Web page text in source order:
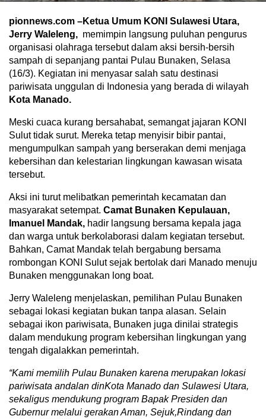
pionnews.com –Ketua Umum KONI Sulawesi Utara,
Jerry Waleleng, memimpin langsung puluhan pengurus
organisasi olahraga tersebut dalam aksi bersih-bersih
sampah di sepanjang pantai Pulau Bunaken, Selasa
(16/3). Kegiatan ini menyasar salah satu destinasi
pariwisata unggulan di Indonesia yang berada di wilayah
Kota Manado.
Meski cuaca kurang bersahabat, semangat jajaran KONI
Sulut tidak surut. Mereka tetap menyisir bibir pantai,
mengumpulkan sampah yang berserakan demi menjaga
kebersihan dan kelestarian lingkungan kawasan wisata
tersebut.
Aksi ini turut melibatkan pemerintah kecamatan dan
masyarakat setempat. Camat Bunaken Kepulauan,
Imanuel Mandak, hadir langsung bersama kepala jaga
dan warga untuk berkolaborasi dalam kegiatan tersebut.
Bahkan, Camat Mandak telah bergabung bersama
rombongan KONI Sulut sejak bertolak dari Manado menuju
Bunaken menggunakan long boat.
Jerry Waleleng menjelaskan, pemilihan Pulau Bunaken
sebagai lokasi kegiatan bukan tanpa alasan. Selain
sebagai ikon pariwisata, Bunaken juga dinilai strategis
dalam mendukung program kebersihan lingkungan yang
tengah digalakkan pemerintah.
“Kami memilih Pulau Bunaken karena merupakan lokasi
pariwisata andalan dinKota Manado dan Sulawesi Utara,
sekaligus mendukung program Bapak Presiden dan
Gubernur melalui gerakan Aman, Sejuk,Rindang dan